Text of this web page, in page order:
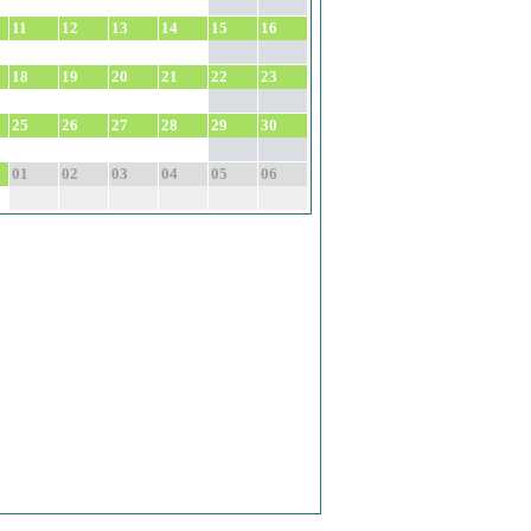
11 12 13 14 15 16
18 19 20 21 22 23
25 26 27 28 29 30
01 02 03 04 05 06